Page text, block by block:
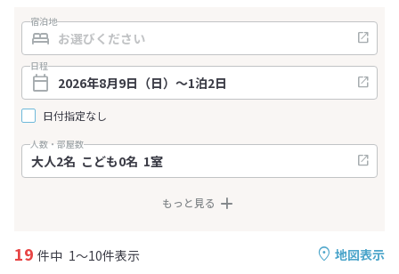
宿泊地
日程
日付指定なし
人数・部屋数
もっと見る
地図表示
19 件中 1～10件表示